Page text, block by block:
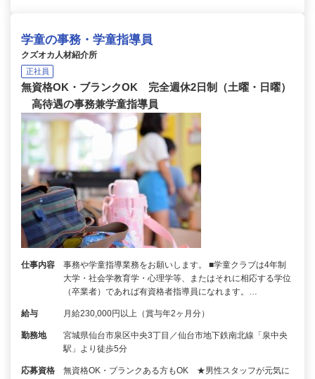
学童の事務・学童指導員
クズオカ人材紹介所
正社員
無資格OK・ブランクOK 完全週休2日制（土曜・日曜）
高待遇の事務兼学童指導員
仕事内容
事務や学童指導業務をお願いします。 ■学童クラブは4年制
大学・社会学教育学・心理学等、またはそれに相応する学位
（卒業者）であれば有資格者指導員になれます。…
給与 月給230,000円以上（賞与年2ヶ月分）
勤務地
宮城県仙台市泉区中央3丁目／仙台市地下鉄南北線「泉中央
駅」より徒歩5分
応募資格 無資格OK・ブランクある方もOK ★男性スタッフが元気に